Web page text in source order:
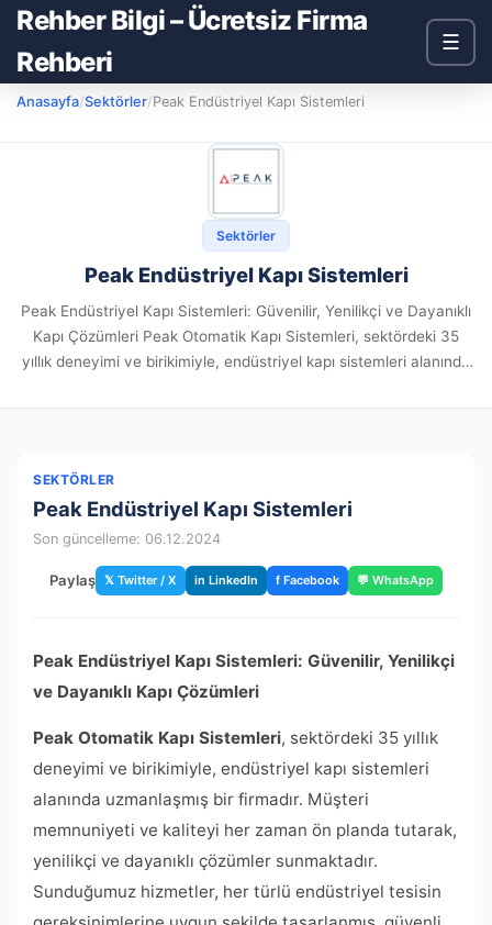
Rehber Bilgi – Ücretsiz Firma
Rehberi
☰
Anasayfa/Sektörler/Peak Endüstriyel Kapı Sistemleri
Sektörler
Peak Endüstriyel Kapı Sistemleri
Peak Endüstriyel Kapı Sistemleri: Güvenilir, Yenilikçi ve Dayanıklı
Kapı Çözümleri Peak Otomatik Kapı Sistemleri, sektördeki 35
yıllık deneyimi ve birikimiyle, endüstriyel kapı sistemleri alanında
SEKTÖRLER
Peak Endüstriyel Kapı Sistemleri
Son güncelleme: 06.12.2024
Paylaş 𝕏 Twitter / X in LinkedIn f Facebook 💬 WhatsApp
Peak Endüstriyel Kapı Sistemleri: Güvenilir, Yenilikçi
ve Dayanıklı Kapı Çözümleri
Peak Otomatik Kapı Sistemleri, sektördeki 35 yıllık
deneyimi ve birikimiyle, endüstriyel kapı sistemleri
alanında uzmanlaşmış bir firmadır. Müşteri
memnuniyeti ve kaliteyi her zaman ön planda tutarak,
yenilikçi ve dayanıklı çözümler sunmaktadır.
Sunduğumuz hizmetler, her türlü endüstriyel tesisin